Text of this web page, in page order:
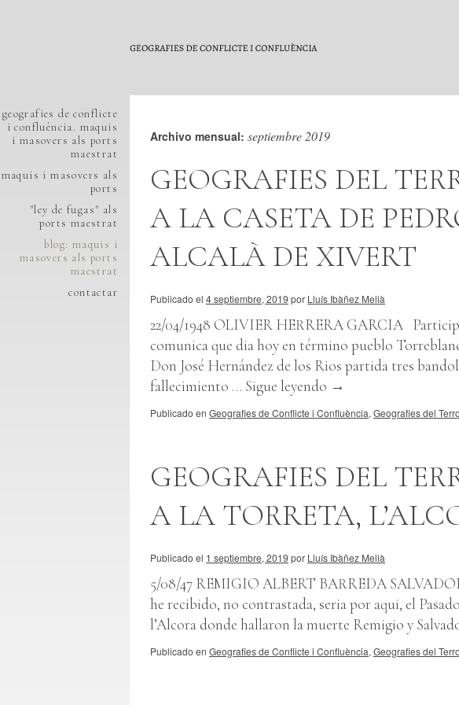
geografies de conflicte
i confluència. maquis
i masovers als ports
maestrat
maquis i masovers als
ports
"ley de fugas" als
ports maestrat
blog: maquis i
masovers als ports
maestrat
contactar
Archivo mensual: septiembre 2019
GEOGRAFIES DEL
A LA CASETA DE
ALCALÀ DE XIVERT
Publicado el 4 septiembre, 2019 por Lluís Ibàñez Melià
22/04/1948 OLIVIER HERRERA GARCIA
comunica que dia hoy en término pueblo
Don José Hernández de los Rios partida tres
fallecimiento … Sigue leyendo →
Publicado en Geografies de Conflicte i Confluència, Geografies del
GEOGRAFIES DEL
A LA TORRETA,
Publicado el 1 septiembre, 2019 por Lluís Ibàñez Melià
5/08/47 REMIGIO ALBERT BARREDA
he recibido, no contrastada, seria por aqui, el
l’Alcora donde hallaron la muerte Remigio y
Publicado en Geografies de Conflicte i Confluència, Geografies del